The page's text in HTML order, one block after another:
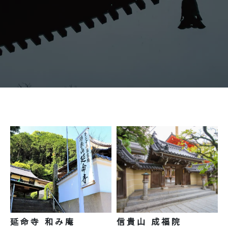
延命寺 和み庵 信貴山 成福院